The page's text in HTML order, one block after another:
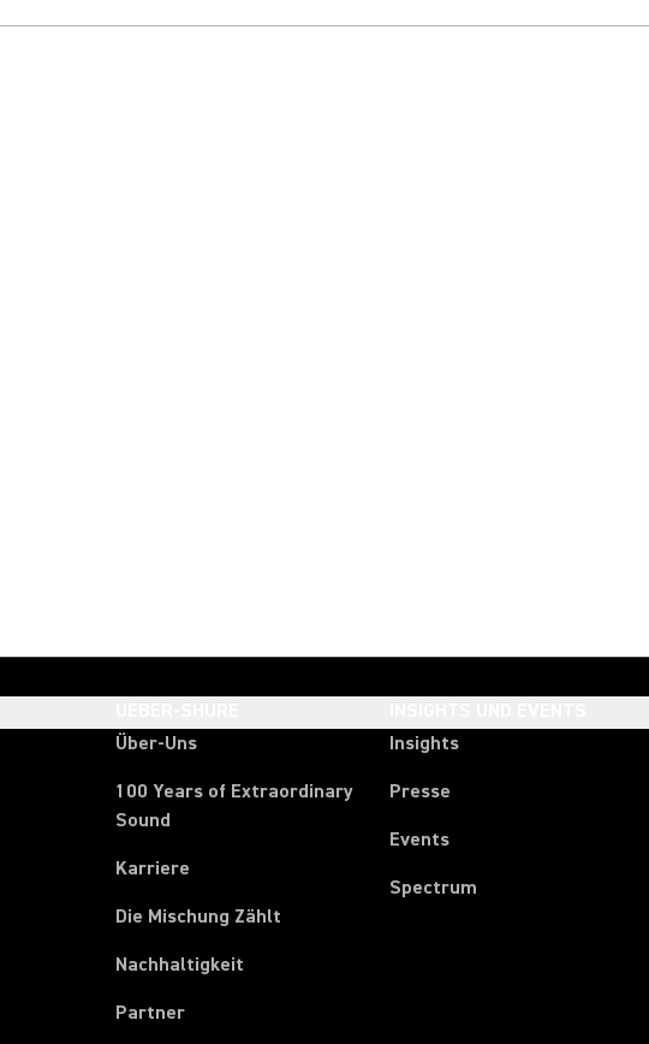
Über-Uns
100 Years of Extraordinary
Sound
Karriere
Die Mischung Zählt
Nachhaltigkeit
Partner
Insights
Presse
Events
Spectrum